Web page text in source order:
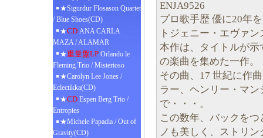
★Sigurdur Flosason Quartet
/ Blue Shoes(CD)
★CD ANA CARLA
MAZA / ALAMAR
★重量盤LP Orlando le
Fleming Trio / Misterioso
★Carolyn Lee Jones /
Eclectikka(CD)
★CD Espen Berg Trio /
Entropies
★Michele Papadia / Out of
Gravity(CD)
ENJA9526
プロ歌手歴 優に20年
トジェニー・エヴァ
本作は、タイトルが
の楽曲を集めた一作。
その曲、17 世紀に作
ラー、ヘンリー・マ
で・・・。
この数年、バックを
ノも美しく、ストリ